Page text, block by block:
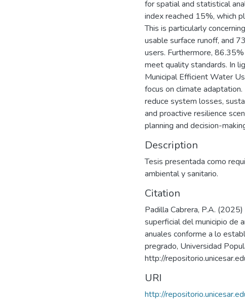
for spatial and statistical
index reached 15%, which
This is particularly
usable surface runoff, and
users. Furthermore,
meet quality standards. In
Municipal Efficient Water
focus on climate
reduce system losses,
and proactive resilience
planning and decision-
Description
Tesis presentada como
ambiental y sanitario.
Citation
Padilla Cabrera, P.A.
superficial del municipio de
anuales conforme a lo
pregrado, Universidad
http://
URI
http://